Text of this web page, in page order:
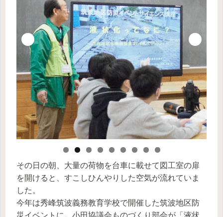
その日の朝、大量の荷物を台車に載せて図工室の扉
を開けると、すこしひんやりした空気が流れていま
した。
今年は秀峰筑波義務教育学校で開催した筑波地区防